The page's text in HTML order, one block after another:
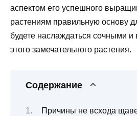
аспектом его успешного
растениям правильную основу
будете наслаждаться сочными
этого замечательного растения.
Содержание
Причины не всхода